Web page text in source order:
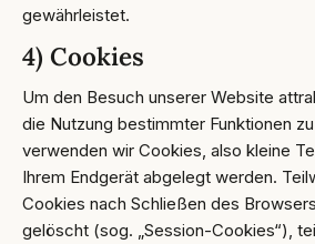
gewährleistet.
4) Cookies
Um den Besuch unserer Website
die Nutzung bestimmter Funktionen
verwenden wir Cookies, also kleine
Ihrem Endgerät abgelegt werden.
Cookies nach Schließen des
gelöscht (sog. „Session-Cookies“),